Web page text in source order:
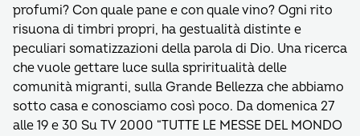
profumi? Con quale pane e con quale vino? Ogni rito
risuona di timbri propri, ha gestualità distinte e
peculiari somatizzazioni della parola di Dio. Una ricerca
che vuole gettare luce sulla spriritualità delle
comunità migranti, sulla Grande Bellezza che abbiamo
sotto casa e conosciamo così poco. Da domenica 27
alle 19 e 30 Su TV 2000 “TUTTE LE MESSE DEL MONDO